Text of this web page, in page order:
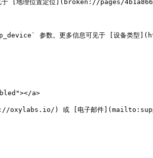
见于 [地理位置定位](broken://pages/
式： `?p_device` 参数。更多信息可见于 [
a>
oxylabs.io/) 或 [电子邮件